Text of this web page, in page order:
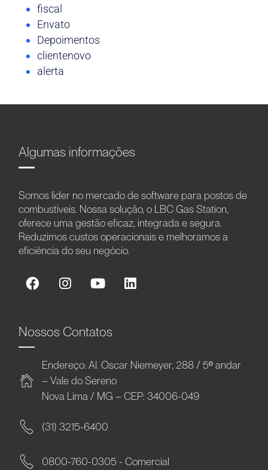
fiscal
Envato
Depoimentos
clientenovo
alerta
Algumas informações
Somos líder no mercado de software para postos de
combustíveis. Nossa solução, o LBC Gas Station,
oferece uma gestão eficaz, integrada e segura.
Reduzimos custos operacionais e melhoramos a
eficiência do seu negócio.
Nossos Contatos
Endereço: Al. Oscar Niemeyer, 288 / 5º andar
– Vale do Sereno
Nova Lima / MG – CEP: 34006-049
(31) 3215-6400
0800-760-0305 - Comercial